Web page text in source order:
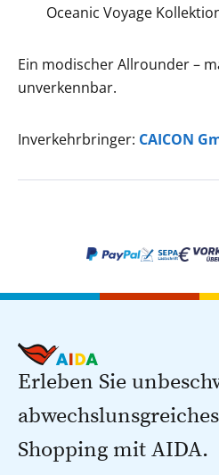
Oceanic Voyage
Ein modischer Allrounder –
unverkennbar.
Inverkehrbringer: CAICON
Erleben Sie
Shopping mit AIDA.